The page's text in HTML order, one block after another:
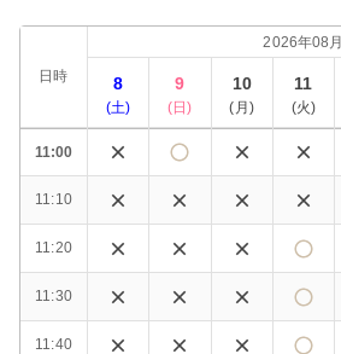
日時
2026年08月
8
(土)
9
(日)
10
( 月 )
11
(火)
11:00
11:10
11:20
11:30
11:40